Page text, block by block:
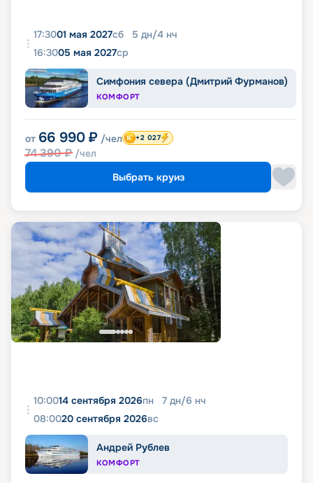
17:3001 мая 2027сб 5 дн/4 нч
16:3005 мая 2027ср
Симфония севера (Дмитрий Фурманов)
КОМФОРТ
от 66 990 ₽ /чел
74 390₽ /чел
+2 027
Выбрать круиз
10:0014 сентября 2026пн 7 дн/6 нч
08:0020 сентября 2026вс
Андрей Рублев
КОМФОРТ